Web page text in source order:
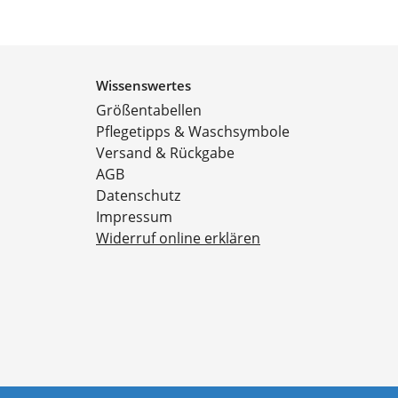
Wissenswertes
Größentabellen
Pflegetipps & Waschsymbole
Versand & Rückgabe
AGB
Datenschutz
Impressum
Widerruf online erklären